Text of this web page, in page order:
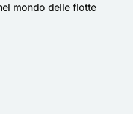
mondo delle flotte